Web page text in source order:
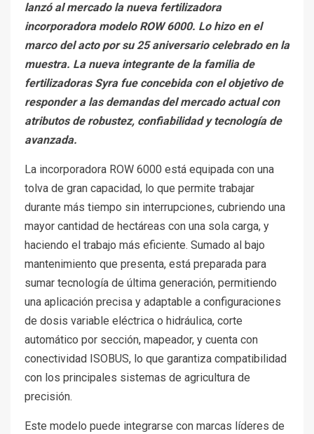
lanzó al mercado la nueva fertilizadora
incorporadora modelo ROW 6000. Lo hizo en el
marco del acto por su 25 aniversario celebrado en la
muestra. La nueva integrante de la familia de
fertilizadoras Syra fue concebida con el objetivo de
responder a las demandas del mercado actual con
atributos de robustez, confiabilidad y tecnología de
avanzada.
La incorporadora ROW 6000 está equipada con una
tolva de gran capacidad, lo que permite trabajar
durante más tiempo sin interrupciones, cubriendo una
mayor cantidad de hectáreas con una sola carga, y
haciendo el trabajo más eficiente. Sumado al bajo
mantenimiento que presenta, está preparada para
sumar tecnología de última generación, permitiendo
una aplicación precisa y adaptable a configuraciones
de dosis variable eléctrica o hidráulica, corte
automático por sección, mapeador, y cuenta con
conectividad ISOBUS, lo que garantiza compatibilidad
con los principales sistemas de agricultura de
precisión.
Este modelo puede integrarse con marcas líderes de